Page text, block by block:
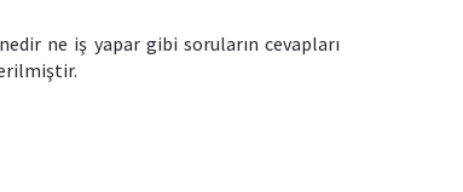
ne iş yapar gibi soruların cevapları